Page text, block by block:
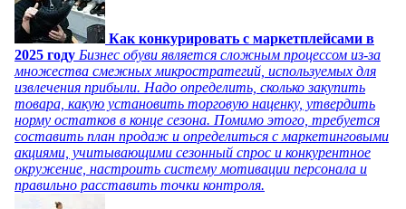
Как конкурировать с маркетплейсами в
2025 году Бизнес обуви является сложным процессом из-за
множества смежных микростратегий, используемых для
извлечения прибыли. Надо определить, сколько закупить
товара, какую установить торговую наценку, утвердить
норму остатков в конце сезона. Помимо этого, требуется
составить план продаж и определиться с маркетинговыми
акциями, учитывающими сезонный спрос и конкурентное
окружение, настроить систему мотивации персонала и
правильно расставить точки контроля.